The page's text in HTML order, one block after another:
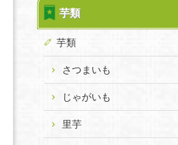
芋類
芋類
さつまいも
じゃがいも
里芋